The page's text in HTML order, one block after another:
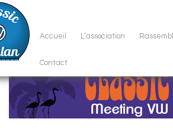
Accueil L’association
Contact